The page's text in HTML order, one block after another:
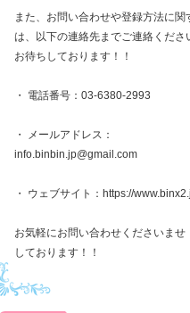
また、お問い合わせや登録方法に関
は、以下の連絡先までご連絡くださ
お待ちしております！！
・ 電話番号：03-6380-2993
・ メールアドレス：
info.binbin.jp@gmail.com
・ ウェブサイト：https://
お気軽にお問い合わせくださいませ
しております！！